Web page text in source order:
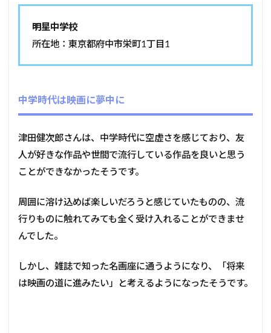
明星中学校
所在地：東京都府中市栄町1丁目1
中学時代は映画に夢中に
津田健次郎さんは、中学時代に空虚さを感じており、友
人が好きな作品や世間で流行している作品を良いと思う
ことができなかったそうです。
周囲に溶け込めば楽しいだろうと感じていたものの、流
行りものに触れてみても全く受け入れることができませ
んでした。
しかし、雑誌で知った名画座に通うようになり、「将来
は映画の道に進みたい」と考えるようになったそうです。